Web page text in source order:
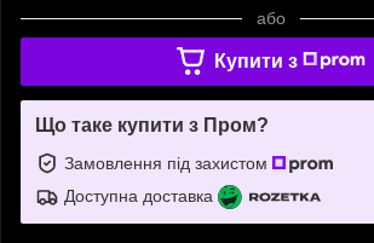
або
Купити з
Що таке купити з Пром?
Замовлення під захистом
Доступна доставка